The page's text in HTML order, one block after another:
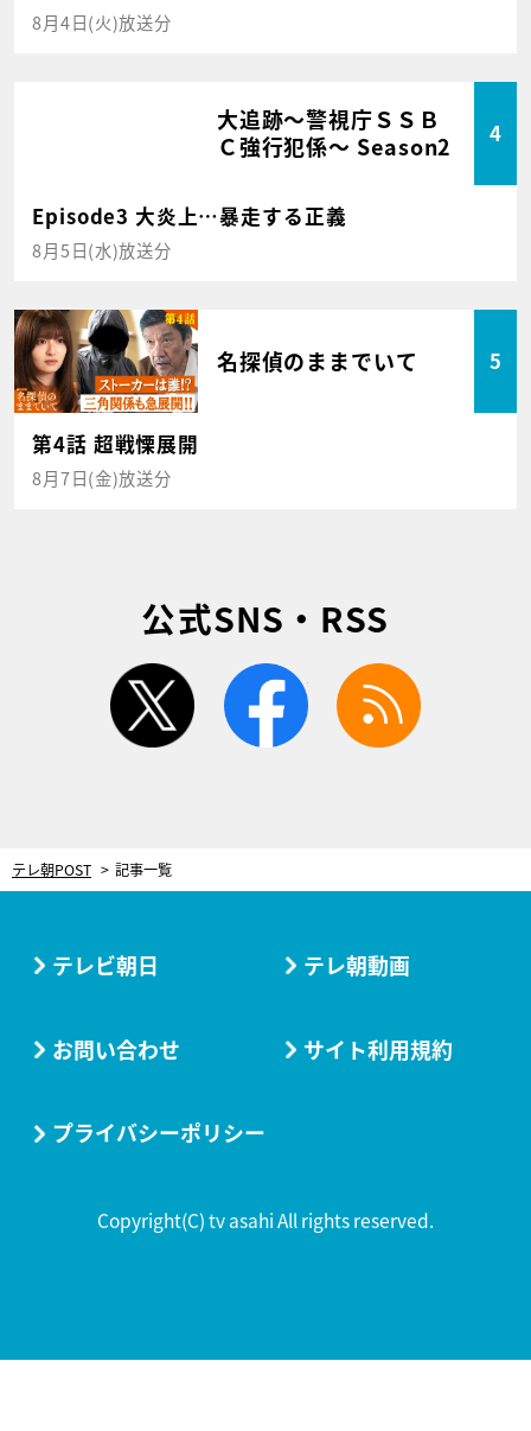
8月4日(火)放送分
大追跡～警視庁ＳＳＢ
Ｃ強行犯係～ Season2
4
Episode3 大炎上…暴走する正義
8月5日(水)放送分
名探偵のままでいて 5
第4話 超戦慄展開
8月7日(金)放送分
公式SNS・RSS
twitter facebook
テレ朝POST 記事一覧
テレビ朝日 テレ朝動画
お問い合わせ サイト利用規約
プライバシーポリシー
Copyright(C) tv asahi All rights reserved.